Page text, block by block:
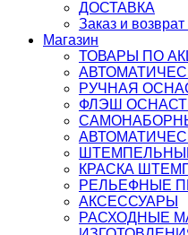
ДОСТАВКА
Заказ и возврат
Магазин
ТОВАРЫ ПО
РУЧНАЯ
ФЛЭШ
КРАСКА
РЕЛЬЕФНЫЕ
АКСЕССУАРЫ
РАСХОДНЫЕ